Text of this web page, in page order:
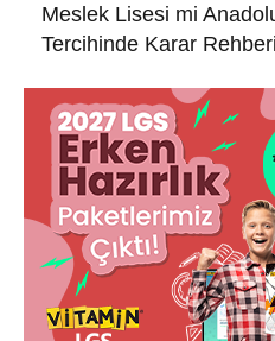
Meslek Lisesi mi
Tercihinde Karar Rehberi